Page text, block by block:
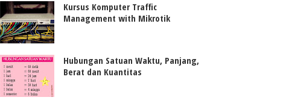
Kursus Komputer Traffic
Management with Mikrotik
Hubungan Satuan Waktu, Panjang,
Berat dan Kuantitas